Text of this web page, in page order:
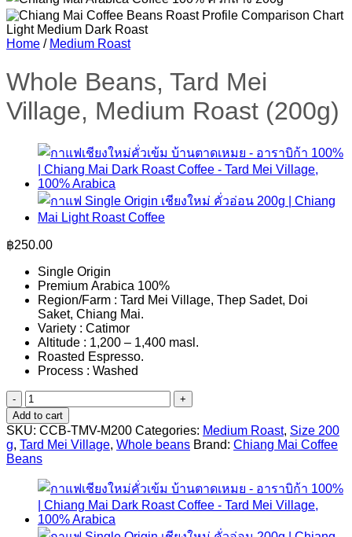
Home / Medium Roast
Whole Beans, Tard Mei
Village, Medium Roast (200g)
฿250.00
Single Origin
Premium Arabica 100%
Region/Farm : Tard Mei Village, Thep Sadet, Doi
Saket, Chiang Mai.
Variety : Catimor
Altitude : 1,200 – 1,400 masl.
Roasted Espresso.
Process : Washed
Whole
Beans,
Tard
Mei
Village,
Medium
Roast
(200g)
quantity
Add to cart
SKU: CCB-TMV-M200 Categories: Medium Roast, Size 200
g, Tard Mei Village, Whole beans Brand: Chiang Mai Coffee
Beans